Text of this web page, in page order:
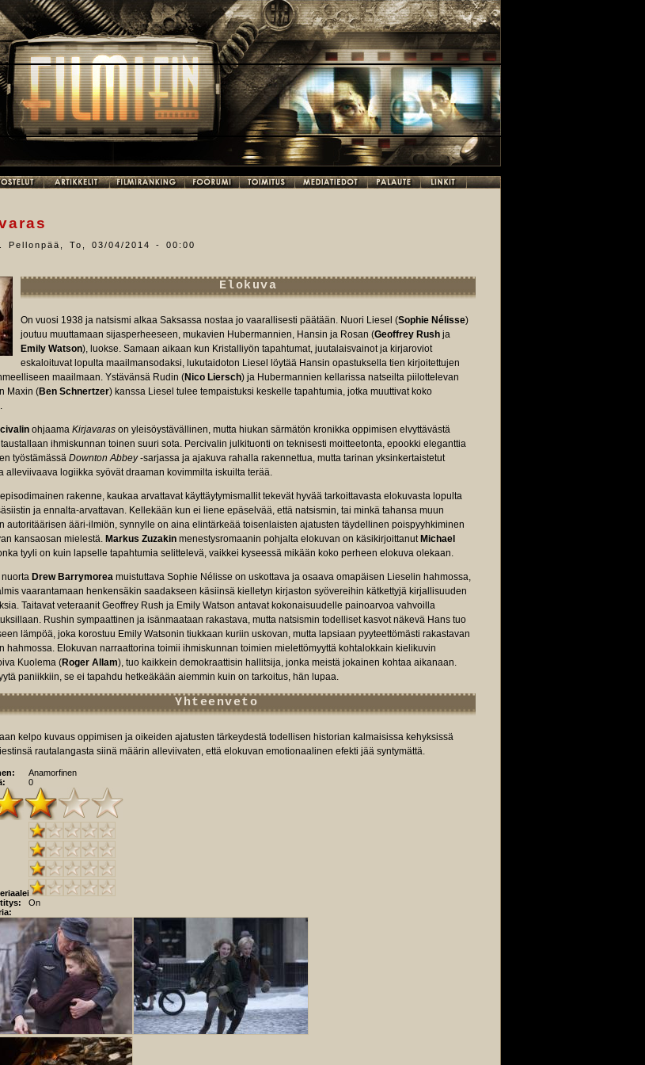
Pellonpää To, 03/04/2014 - 00:00
Elokuva
On vuosi 1938 ja natsismi alkaa Saksassa nostaa jo vaarallisesti päätään. Nuori Liesel (Sophie Nélisse)
joutuu muuttamaan sijasperheeseen, mukavien Hubermannien, Hansin ja Rosan (Geoffrey Rush ja
Emily Watson), luokse. Samaan aikaan kun Kristalliyön tapahtumat, juutalaisvainot ja kirjaroviot
eskaloituvat lopulta maailmansodaksi, lukutaidoton Liesel löytää Hansin opastuksella tien kirjoitettujen
maailmaan. Ystävänsä Rudin (Nico Liersch) ja Hubermannien kellarissa natseilta piilottelevan
Maxin (Ben Schnertzer) kanssa Liesel tulee tempaistuksi keskelle tapahtumia, jotka muuttivat koko
ohjaama Kirjavaras on yleisöystävällinen, mutta hiukan särmätön kronikka oppimisen elvyttävästä
ihmiskunnan toinen suuri sota. Percivalin julkituonti on teknisesti moitteetonta, epookki eleganttia
työstämässä Downton Abbey-sarjassa ja ajakuva rahalla rakennettua, mutta tarinan yksinkertaistetut
alleviivaava logiikka syövät draaman kovimmilta iskuilta terää.
rakenne, kaukaa arvattavat käyttäytymismallit tekevät hyvää tarkoittavasta elokuvasta lopulta
ja ennalta-arvattavan. Kellekään kun ei liene epäselvää, että natsismin, tai minkä tahansa muun
autoritäärisen ääri-ilmiön, synnylle on aina elintärkeää toisenlaisten ajatusten täydellinen poispyyhkiminen
kansaosan mielestä. Markus Zuzakin menestysromaanin pohjalta elokuvan on käsikirjoittanut Michael
tyyli on kuin lapselle tapahtumia selittelevä, vaikkei kyseessä mikään koko perheen elokuva olekaan.
nuorta Drew Barrymorea muistuttava Sophie Nélisse on uskottava ja osaava omapäisen Lieselin hahmossa,
vaarantamaan henkensäkin saadakseen käsiinsä kielletyn kirjaston syövereihin kätkettyjä kirjallisuuden
Taitavat veteraanit Geoffrey Rush ja Emily Watson antavat kokonaisuudelle painoarvoa vahvoilla
Rushin sympaattinen ja isänmaataan rakastava, mutta natsismin todelliset kasvot näkevä Hans tuo
lämpöä, joka korostuu Emily Watsonin tiukkaan kuriin uskovan, mutta lapsiaan pyyteettömästi rakastavan
hahmossa. Elokuvan narraattorina toimii ihmiskunnan toimien mielettömyyttä kohtalokkain kielikuvin
Kuolema (Roger Allam), tuo kaikkein demokraattisin hallitsija, jonka meistä jokainen kohtaa aikanaan.
paniikkiin, se ei tapahdu hetkeäkään aiemmin kuin on tarkoitus, hän lupaa.
Yhteenveto
kelpo kuvaus oppimisen ja oikeiden ajatusten tärkeydestä todellisen historian kalmaisissa kehyksissä
rautalangasta siinä määrin alleviivaten, että elokuvan emotionaalinen efekti jää syntymättä.
Anamorfinen
0
On